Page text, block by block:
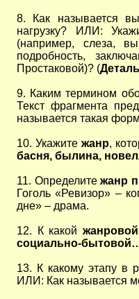
8. Как называется
нагрузку? ИЛИ:
(например, слеза,
подробность,
Простаковой)? (Деталь
9. Каким термином
Текст фрагмента
называется такая
10. Укажите жанр,
басня, былина,
11. Определитежанр
Гоголь «Ревизор» –
дне» – драма.
12. К какой
социально-
13. К какому этапу в
ИЛИ: Как называется